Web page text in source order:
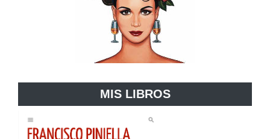
MIS LIBROS